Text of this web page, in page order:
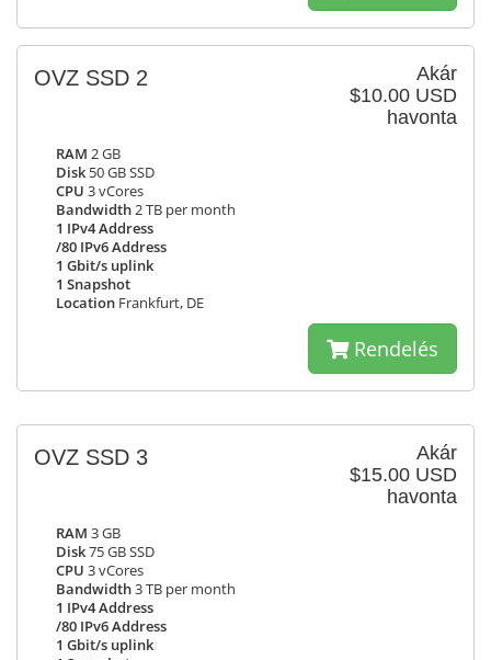
Akár
$10.00 USD
havonta
OVZ SSD 2
RAM 2 GB
Disk 50 GB SSD
CPU 3 vCores
Bandwidth2 TB per month
1 IPv4 Address
/80 IPv6 Address
1 Gbit/s uplink
1 Snapshot
Location Frankfurt, DE
Rendelés
Akár
$15.00 USD
havonta
OVZ SSD 3
RAM 3 GB
Disk75 GB SSD
CPU 3 vCores
Bandwidth3 TB per month
1 IPv4 Address
/80 IPv6 Address
1 Gbit/s uplink